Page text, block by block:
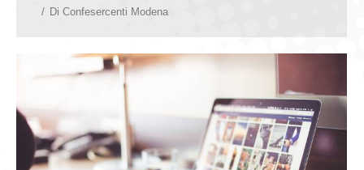
Di Confesercenti Modena